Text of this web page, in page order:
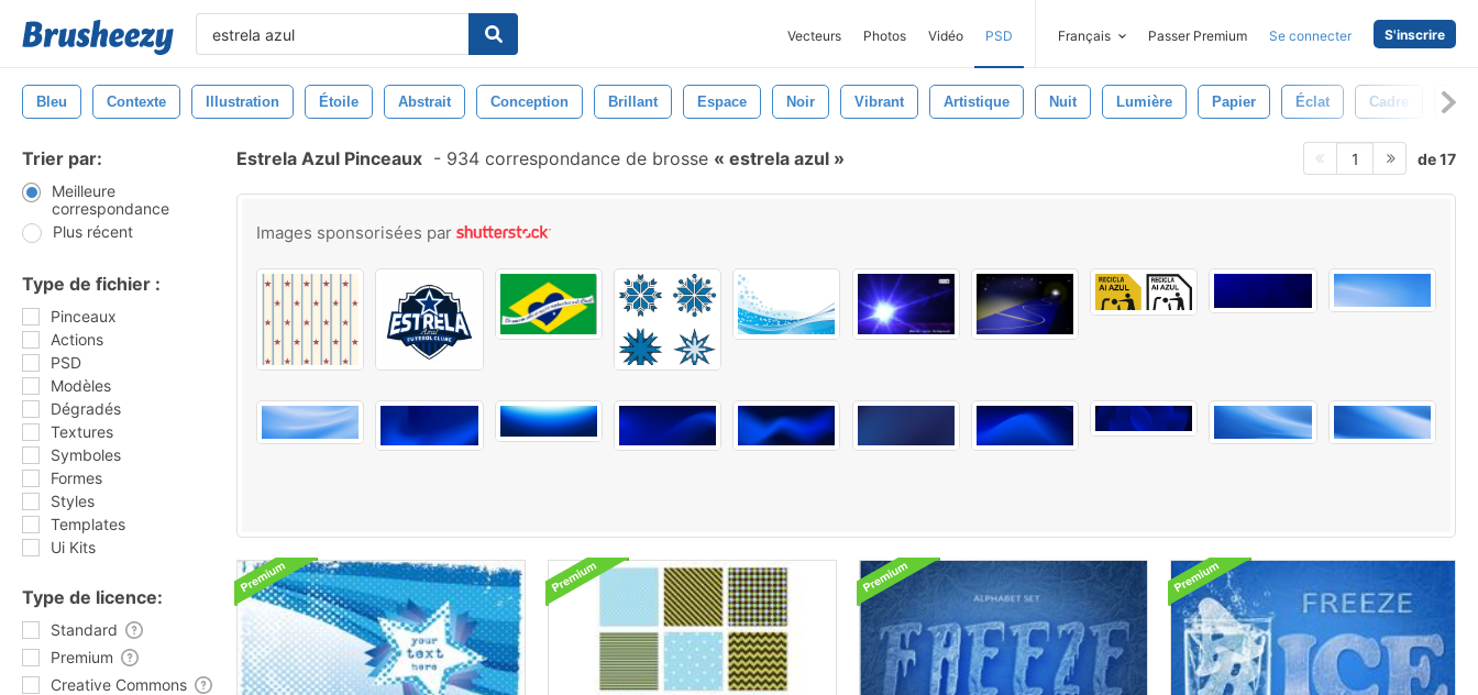
Vecteurs Photos Vidéo PSD Français Passer Premium Se connecter S'inscrire
Bleu Contexte Illustration Étoile Abstrait Conception Brillant Espace Noir Vibrant Artistique Nuit Lumière Papier Éclat Cadre Ciel
Trier par:
Meilleure
correspondance
Plus récent
Type de fichier :
Pinceaux
Actions
PSD
Modèles
Dégradés
Textures
Symboles
Formes
Styles
Templates
Ui Kits
Type de licence:
Standard
Premium
Creative Commons
Estrela Azul Pinceaux - 934 correspondance de brosse estrela azul 1 de 17
Images sponsorisées par